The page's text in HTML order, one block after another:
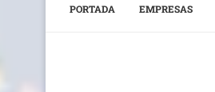
PORTADA EMPRESAS